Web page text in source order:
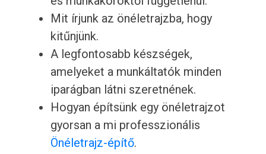
Mit írjunk az önéletrajzba, hogy
kitűnjünk.
A legfontosabb készségek,
amelyeket a munkáltatók minden
iparágban látni szeretnének.
Hogyan építsünk egy önéletrajzot
gyorsan a mi professzionális
Önéletrajz-építő.